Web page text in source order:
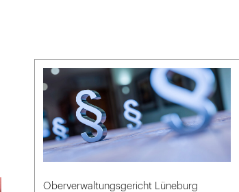
Oberverwaltungsgericht Lüneburg